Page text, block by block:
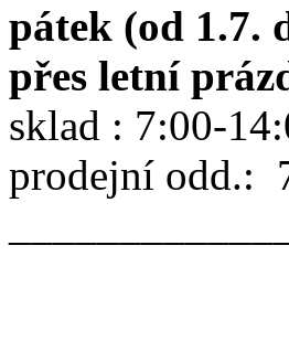
pátek (od 1.7.
přes letní
sklad : 7:00-
prodejní odd.: